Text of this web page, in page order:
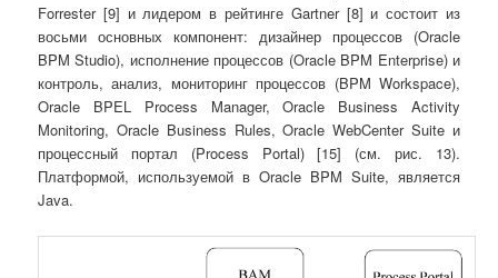
Forrester [9] и лидером в рейтинге Gartner [8] и состоит из
восьми основных компонент: дизайнер процессов (Oracle
BPM Studio), исполнение процессов (Oracle BPM Enterprise) и
контроль, анализ, мониторинг процессов (BPM Workspace),
Oracle BPEL Process Manager, Oracle Business Activity
Monitoring, Oracle Business Rules, Oracle WebCenter Suite и
процессный портал (Process Portal) [15] (см. рис. 13).
Платформой, используемой в Oracle BPM Suite, является
Java.